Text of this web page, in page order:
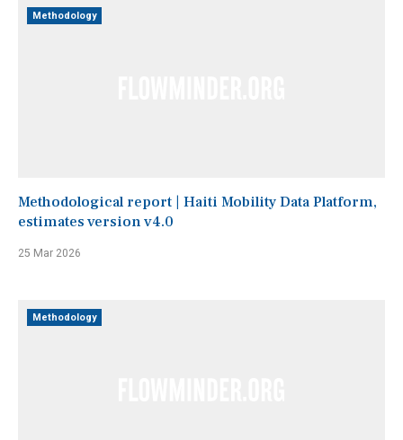
Methodological report | Haiti Mobility Data Platform,
estimates version v4.0
25 Mar 2026
Methodology
Methodology